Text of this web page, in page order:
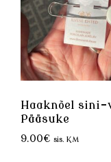
Haaknõel sini-
Pääsuke
9.00€ sis. KM